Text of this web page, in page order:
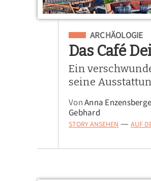
Eingeordnet unter
ARCHÄOLOGIE
Das Café
Ein
seine
VonAnna
Gebhard
STORY ANSEHEN — AUF